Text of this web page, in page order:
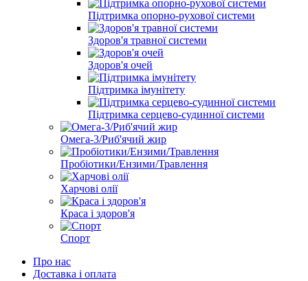
Підтримка опорно-рухової системи
Здоров'я травної системи
Здоров'я очей
Підтримка імунітету
Підтримка серцево-судинної системи
Омега-3/Риб'ячий жир
Пробіотики/Ензими/Травлення
Харчові олії
Краса і здоров'я
Спорт
Про нас
Доставка і оплата